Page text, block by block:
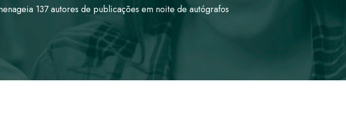
137 autores de publicações em noite de autógrafos